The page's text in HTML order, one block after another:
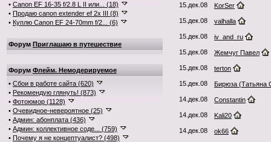
• Canon EF 16-35 f/2.8 L II или... (18)
• Продаю canon extender ef 2x III (8)
• Куплю Canon EF 24-70mm f/2... (6)
Форум Приглашаю в путешествие
Форум Флейм. Немодерируемое
• Сбои в работе сайта (620)
• Рекомендую глянуть! (873)
• Фотоюмор (1128)
• Очевидное-невероятное (25)
• Админ: абонплата (436)
• Админ: коллективное соде... (759)
• Почему я не концептуалист? (498)
15.дек.08 KorSer
15.дек.08 valhalla
15.дек.08 iv_and_ru
15.дек.08 Жемчуг Павел
15.дек.08 terton
15.дек.08 Бирюза (Татьяна
14.дек.08 Constantin
14.дек.08 Kali20
14.дек.08 ok66